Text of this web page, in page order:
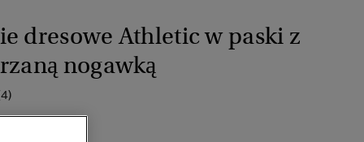
dresowe Athletic w paski z
nogawką
Cena obniżona od
do